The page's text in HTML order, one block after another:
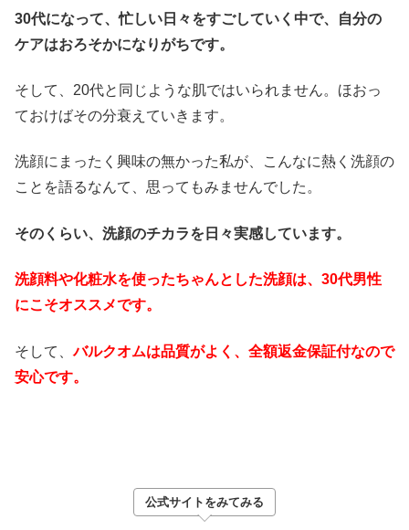
30代になって、忙しい日々をすごしていく中で、自分の
ケアはおろそかになりがちです。
そして、20代と同じような肌ではいられません。ほおっ
ておけばその分衰えていきます。
洗顔にまったく興味の無かった私が、こんなに熱く洗顔の
ことを語るなんて、思ってもみませんでした。
そのくらい、洗顔のチカラを日々実感しています。
洗顔料や化粧水を使ったちゃんとした洗顔は、30代男性
にこそオススメです。
そして、バルクオムは品質がよく、全額返金保証付なので
安心です。
公式サイトをみてみる